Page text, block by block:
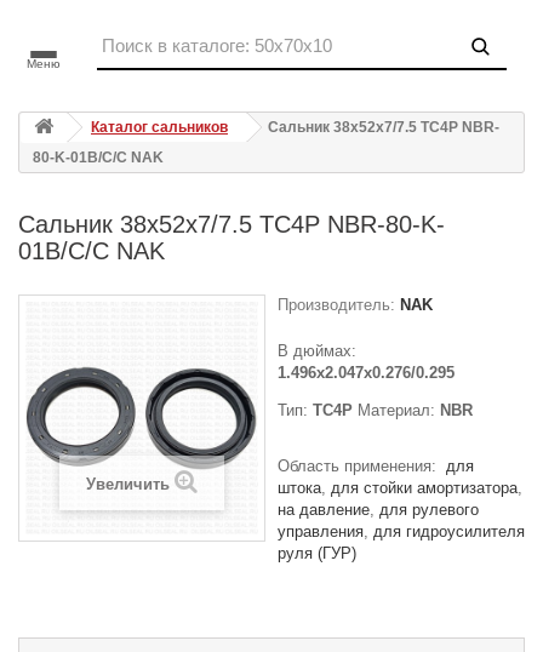
Меню
Каталог сальников
Сальник 38x52x7/7.5 TC4P NBR-
80-K-01B/C/C NAK
Сальник 38x52x7/7.5 TC4P NBR-80-K-
01B/C/C NAK
Увеличить
Производитель: NAK
В дюймах:
1.496x2.047x0.276/0.295
Тип: TC4P Материал: NBR
Область применения: для
штока для стойки амортизатора
на давление для рулевого
управления для гидроусилителя
руля (ГУР)